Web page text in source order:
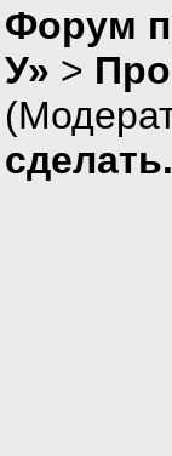
Форум
У» >
сделать.